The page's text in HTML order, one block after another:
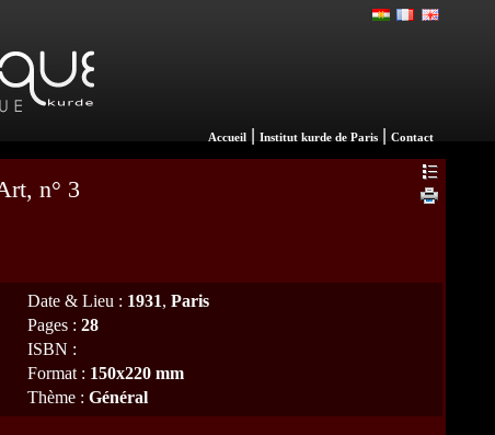
Accueil Institut kurde de Paris Contact
n° 3
Date & Lieu : 1931, Paris
Pages : 28
ISBN :
Format : 150x220 mm
Thème : Général